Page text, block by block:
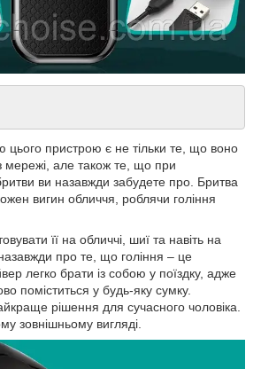
пристрою є не тільки те, що воно
але також те, що при
ви назавжди забудете про. Бритва
вигин обличчя, роблячи гоління
її на обличчі, шиї та навіть на
про те, що гоління – це
легко брати із собою у поїздку, адже
поміститься у будь-яку сумку.
рішення для сучасного чоловіка.
зовнішньому вигляді.